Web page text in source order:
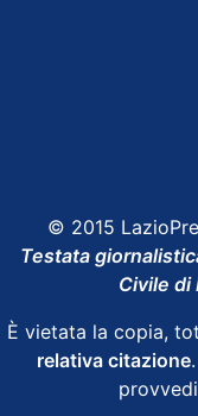
© 2015
Testata
Civile di
È vietata la copia,
relativa citazione